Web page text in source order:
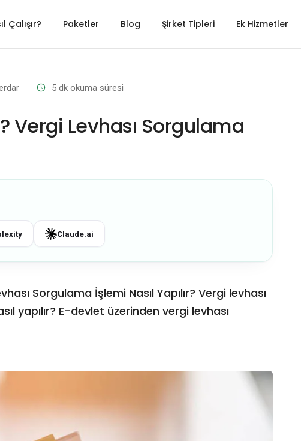
Çalışır? Paketler Blog Şirket Tipleri Ek Hizmetler
5 dk okuma süresi
Vergi Levhası Sorgulama
Claude.ai
Sorgulama İşlemi Nasıl Yapılır? Vergi levhası
yapılır? E-devlet üzerinden vergi levhası